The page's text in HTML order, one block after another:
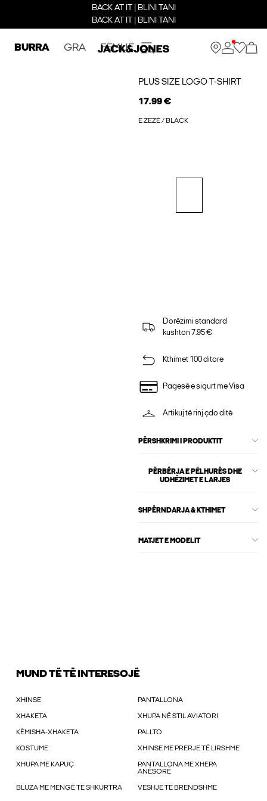
BACK AT IT | BLINI TANI
BACK AT IT | BLINI TANI
BURRA GRA FËMIJË
PLUS SIZE LOGO T-SHIRT
17.99 €
E ZEZË / BLACK
Dorëzimi standard
kushton 7.95 €
Kthimet 100 ditore
Pagesë e sigurt me Visa
Artikuj të rinj çdo ditë
PËRSHKRIMI I PRODUKTIT
PËRBËRJA E PËLHURËS DHE
UDHËZIMET E LARJES
SHPËRNDARJA & KTHIMET
MATJET E MODELIT
MUND TË TË INTERESOJË
XHINSE PANTALLONA
XHAKETA XHUPA NË STIL AVIATORI
KËMISHA-XHAKETA PALLTO
KOSTUME XHINSE ME PRERJE TË LIRSHME
XHUPA ME KAPUÇ
PANTALLONA ME XHEPA
ANËSORË
BLUZA ME MËNGË TË SHKURTRA VESHJE TË BRENDSHME